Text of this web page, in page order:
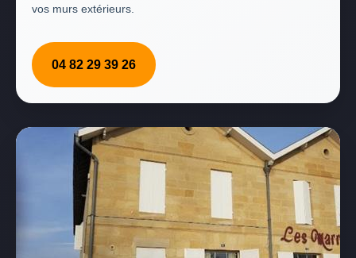
vos murs extérieurs.
04 82 29 39 26